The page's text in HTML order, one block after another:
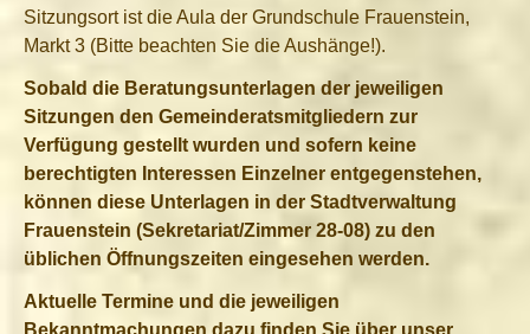
Sitzungsort ist die Aula der Grundschule Frauenstein,
Markt 3 (Bitte beachten Sie die Aushänge!).
Sobald die Beratungsunterlagen der jeweiligen
Sitzungen den Gemeinderatsmitgliedern zur
Verfügung gestellt wurden und sofern keine
berechtigten Interessen Einzelner entgegenstehen,
können diese Unterlagen in der Stadtverwaltung
Frauenstein (Sekretariat/Zimmer 28-08) zu den
üblichen Öffnungszeiten eingesehen werden.
Aktuelle Termine und die jeweiligen
Bekanntmachungen dazu finden Sie über unser